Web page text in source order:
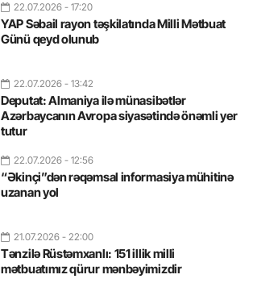
22.07.2026 - 17:20
YAP Səbail rayon təşkilatında Milli Mətbuat
Günü qeyd olunub
22.07.2026 - 13:42
Deputat: Almaniya ilə münasibətlər
Azərbaycanın Avropa siyasətində önəmli yer
tutur
22.07.2026 - 12:56
“Əkinçi”dən rəqəmsal informasiya mühitinə
uzanan yol
21.07.2026 - 22:00
Tənzilə Rüstəmxanlı: 151 illik milli
mətbuatımız qürur mənbəyimizdir